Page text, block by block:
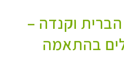
וקנדה –
בהתאמה